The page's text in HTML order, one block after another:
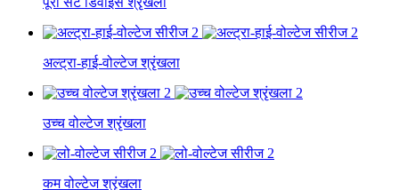
अल्ट्रा-हाई-वोल्टेज श्रृंखला
उच्च वोल्टेज श्रृंखला
कम वोल्टेज श्रृंखला